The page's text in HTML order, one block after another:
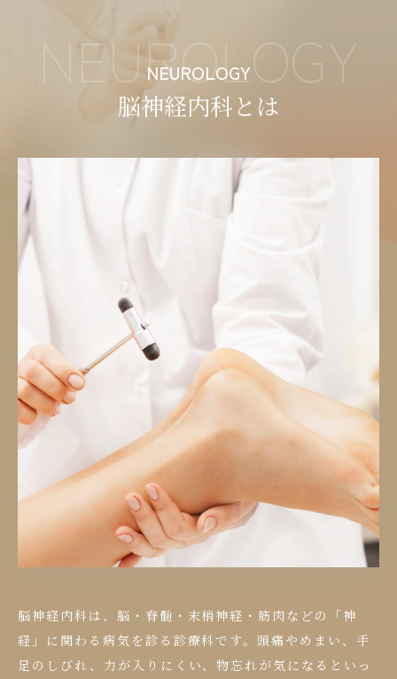
NEUROLOGY
NEUROLOGY
脳神経内科とは
脳神経内科は、脳・脊髄・末梢神経・筋肉などの「神
経」に関わる病気を診る診療科です。頭痛やめまい、手
足のしびれ、力が入りにくい、物忘れが気になるといっ